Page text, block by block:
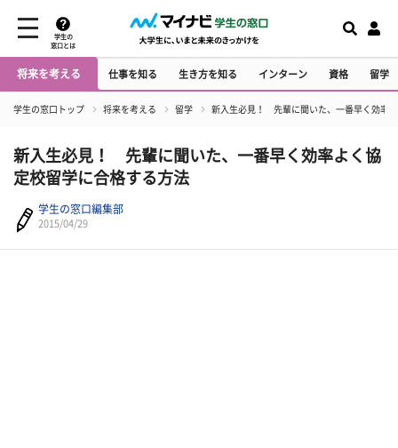
学生の
窓口とは
将来を考える 仕事を知る 生き方を知る インターン 資格 留学
学生の窓口トップ 将来を考える 留学 新入生必見！ 先輩に聞いた、一番早く効率
新入生必見！ 先輩に聞いた、一番早く効率よく協
定校留学に合格する方法
学生の窓口編集部
2015/04/29